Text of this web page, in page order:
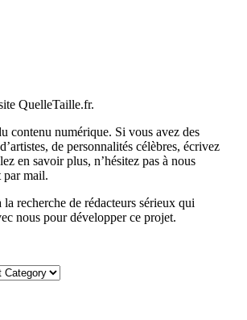
QuelleTaille.fr.
contenu numérique. Si vous avez des
de personnalités célèbres, écrivez
en savoir plus, n’hésitez pas à nous
par mail.
la recherche de rédacteurs sérieux qui
nous pour développer ce projet.